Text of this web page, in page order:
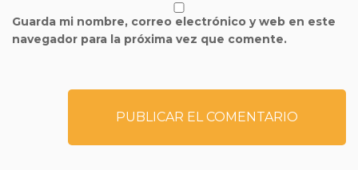
Guarda mi nombre, correo electrónico y web en este
navegador para la próxima vez que comente.